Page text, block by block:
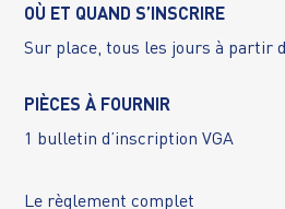
OÙ ET QUAND S’INSCRIRE
Sur place, tous les jours à partir
PIÈCES À FOURNIR
1 bulletin d’inscription VGA
Le règlement complet